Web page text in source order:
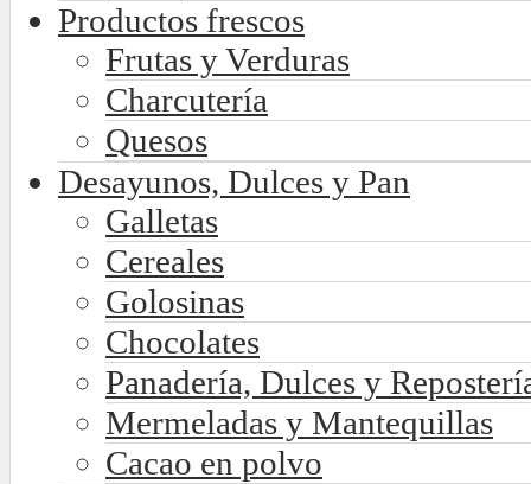
Productos frescos
Frutas y Verduras
Charcutería
Quesos
Desayunos, Dulces y Pan
Galletas
Cereales
Golosinas
Chocolates
Panadería, Dulces y
Mermeladas y Mantequillas
Cacao en polvo